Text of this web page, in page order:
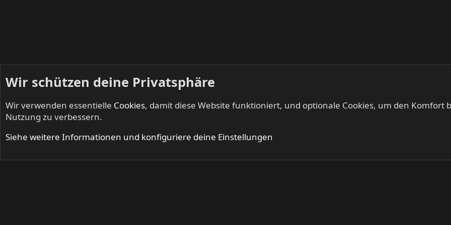
Startseite Mitglieder
Wir schützen deine Privatsphäre
Wir verwenden essentielle Cookies, damit diese Website funktioniert, und optionale Cookies, um den Komfort
Nutzung zu verbessern.
Siehe weitere Informationen und konfiguriere deine Einstellungen